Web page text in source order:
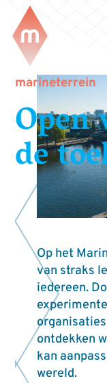
marineterrein
Open
de
Op het
van straks
iedereen.
ontdekken
kan
wereld.